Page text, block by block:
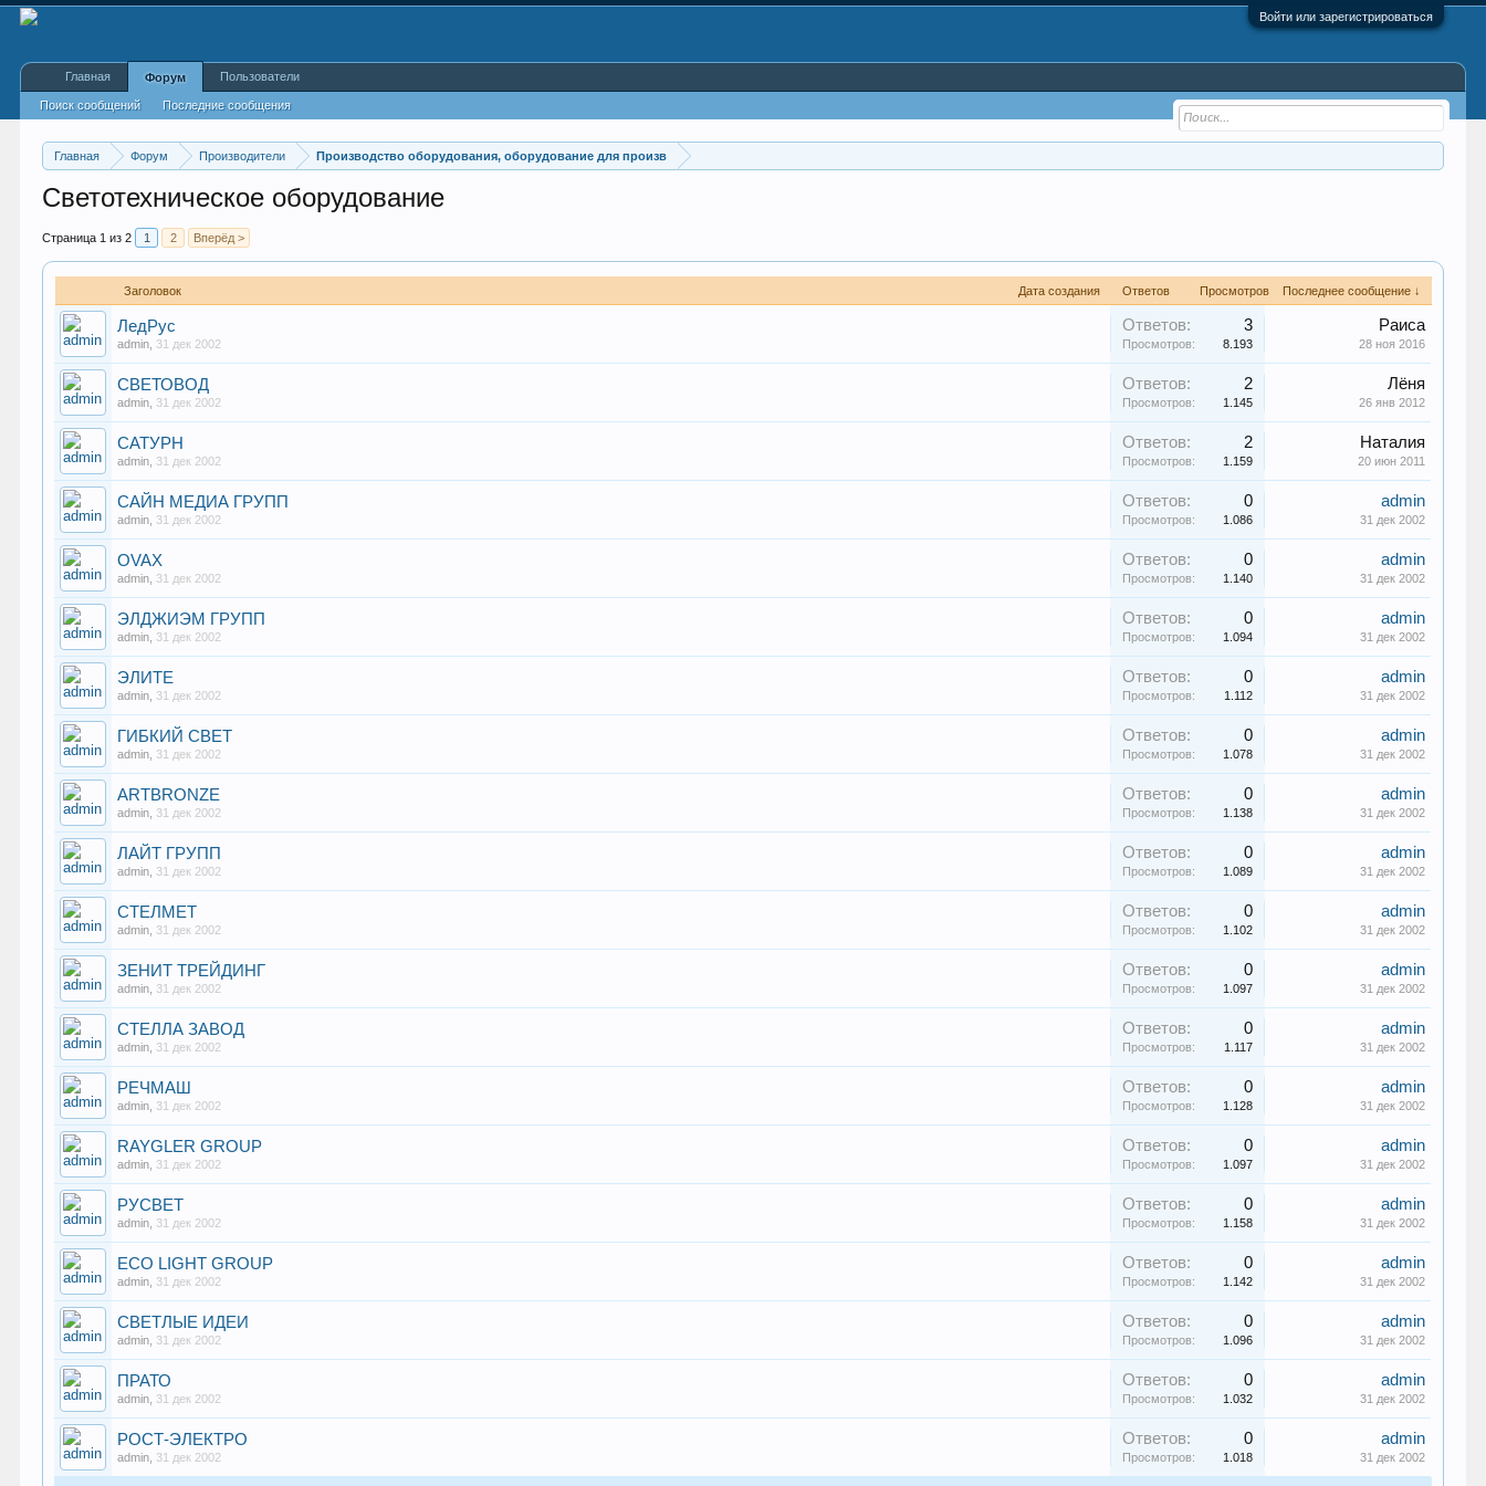
Войти или зарегистрироваться
Главная Форум Производители Производство оборудования, оборудование для произв
Светотехническое оборудование
Страница 1 из 2 1 2 Вперёд >
Заголовок Дата создания Ответов Просмотров Последнее сообщение ↓
ЛедРус
admin 31 дек 2002
Ответов: 3
Просмотров: 8.193
Раиса
28 ноя 2016
СВЕТОВОД
admin 31 дек 2002
Ответов: 2
Просмотров: 1.145
Лёня
26 янв 2012
САТУРН
admin 31 дек 2002
Ответов: 2
Просмотров: 1.159
Наталия
20 июн 2011
САЙН МЕДИА ГРУПП
admin 31 дек 2002
Ответов: 0
Просмотров: 1.086
admin
31 дек 2002
OVAX
admin 31 дек 2002
Ответов: 0
Просмотров: 1.140
admin
31 дек 2002
ЭЛДЖИЭМ ГРУПП
admin 31 дек 2002
Ответов: 0
Просмотров: 1.094
admin
31 дек 2002
ЭЛИТЕ
admin 31 дек 2002
Ответов: 0
Просмотров: 1.112
admin
31 дек 2002
ГИБКИЙ СВЕТ
admin 31 дек 2002
Ответов: 0
Просмотров: 1.078
admin
31 дек 2002
ARTBRONZE
admin 31 дек 2002
Ответов: 0
Просмотров: 1.138
admin
31 дек 2002
ЛАЙТ ГРУПП
admin 31 дек 2002
Ответов: 0
Просмотров: 1.089
admin
31 дек 2002
СТЕЛМЕТ
admin 31 дек 2002
Ответов: 0
Просмотров: 1.102
admin
31 дек 2002
ЗЕНИТ ТРЕЙДИНГ
admin 31 дек 2002
Ответов: 0
Просмотров: 1.097
admin
31 дек 2002
СТЕЛЛА ЗАВОД
admin 31 дек 2002
Ответов: 0
Просмотров: 1.117
admin
31 дек 2002
РЕЧМАШ
admin 31 дек 2002
Ответов: 0
Просмотров: 1.128
admin
31 дек 2002
RAYGLER GROUP
admin 31 дек 2002
Ответов: 0
Просмотров: 1.097
admin
31 дек 2002
РУСВЕТ
admin 31 дек 2002
Ответов: 0
Просмотров: 1.158
admin
31 дек 2002
ECO LIGHT GROUP
admin 31 дек 2002
Ответов: 0
Просмотров: 1.142
admin
31 дек 2002
СВЕТЛЫЕ ИДЕИ
admin 31 дек 2002
Ответов: 0
Просмотров: 1.096
admin
31 дек 2002
ПРАТО
admin 31 дек 2002
Ответов: 0
Просмотров: 1.032
admin
31 дек 2002
РОСТ-ЭЛЕКТРО
admin 31 дек 2002
Ответов: 0
Просмотров: 1.018
admin
31 дек 2002
Главная Форум
Поиск сообщений Последние сообщения
Пользователи